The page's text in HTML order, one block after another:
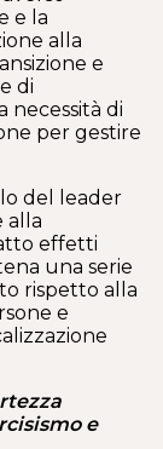
e la
alla
e
di
necessità di
per gestire
del leader
alla
effetti
una serie
rispetto alla
e
e